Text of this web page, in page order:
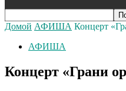
Домой АФИША Концерт
АФИША
Концерт «Грани